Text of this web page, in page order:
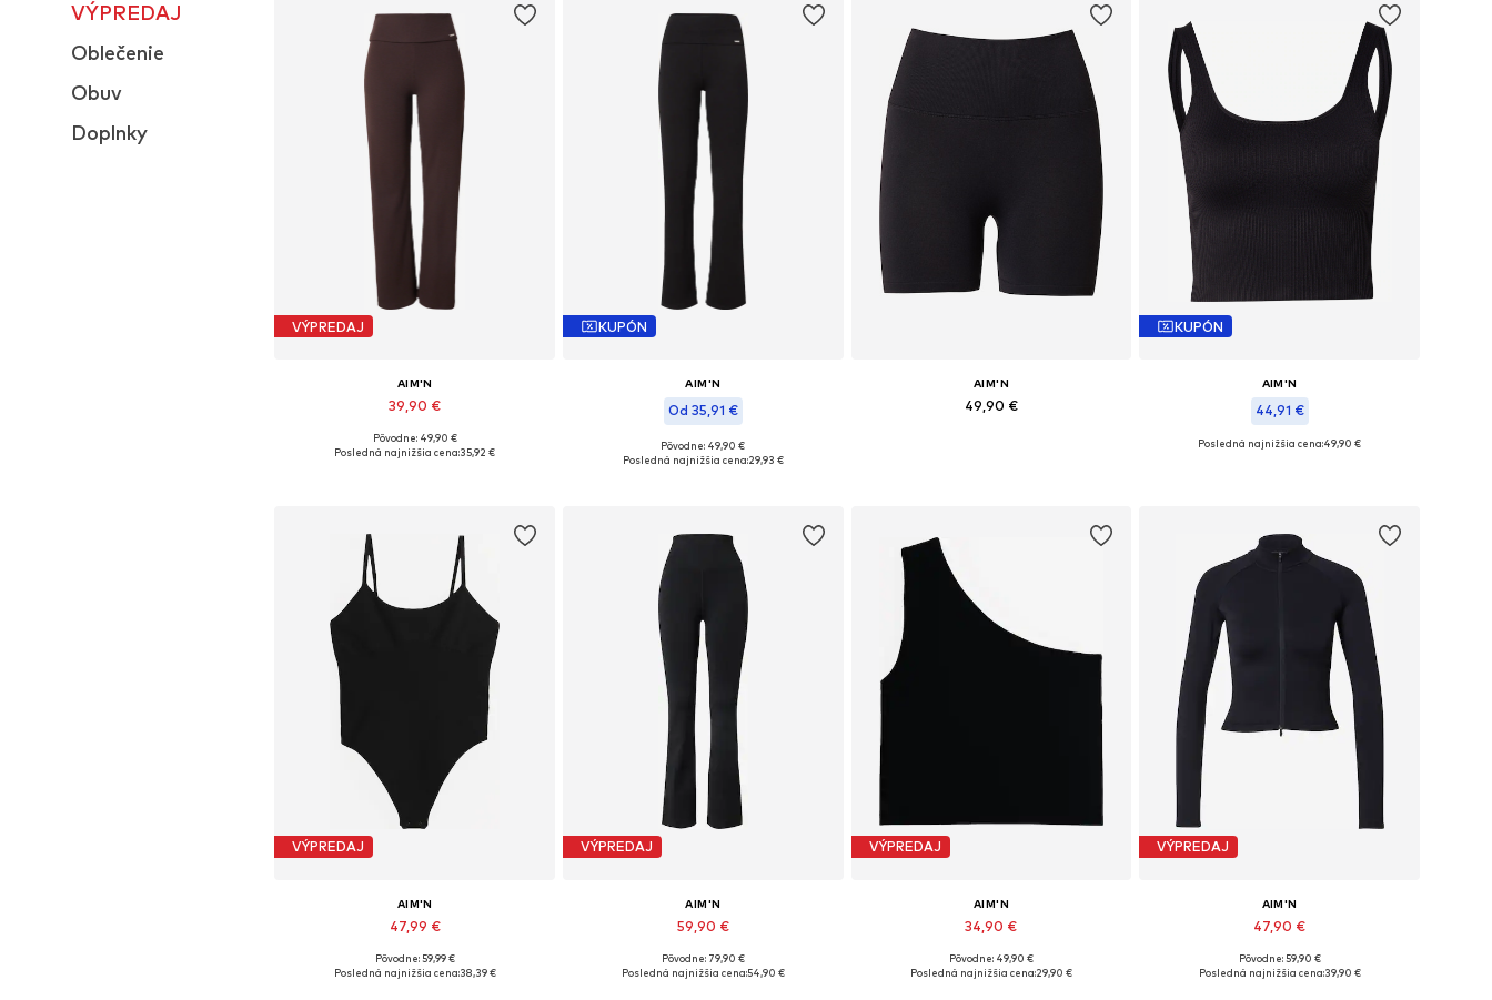
VÝPREDAJ
Oblečenie
Obuv
Doplnky
VÝPREDAJ
AIM'N
39,90 €
Dostupné veľkosti: XS, S, M, L
Pôvodne: 49,90 €
Posledná najnižšia cena:35,92 €
KUPÓN
AIM'N
Od 35,91 €
Dostupné veľkosti: XS, S, M, L
Pôvodne: 49,90 €
Posledná najnižšia cena:29,93 €
AIM'N
49,90 €
KUPÓN
AIM'N
44,91 €
Dostupné veľkosti: XS, S, M, L, XL
Posledná najnižšia cena:49,90 €
VÝPREDAJ
AIM'N
47,99 €
Dostupné veľkosti: S, M, L
Pôvodne: 59,99 €
Posledná najnižšia cena:38,39 €
VÝPREDAJ
AIM'N
59,90 €
Dostupné veľkosti: XS, S, M, L, XL
Pôvodne: 79,90 €
Posledná najnižšia cena:54,90 €
VÝPREDAJ
AIM'N
34,90 €
Dostupné veľkosti: XS, S, XL
Pôvodne: 49,90 €
Posledná najnižšia cena:29,90 €
VÝPREDAJ
AIM'N
47,90 €
Dostupné veľkosti: XS, S, M, L, XL
Pôvodne: 59,90 €
Posledná najnižšia cena:39,90 €